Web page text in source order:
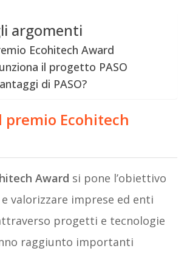
argomenti
Ecohitech Award
il progetto PASO
di PASO?
premio Ecohitech
Award si pone l’obiettivo
valorizzare imprese ed enti
progetti e tecnologie
raggiunto importanti